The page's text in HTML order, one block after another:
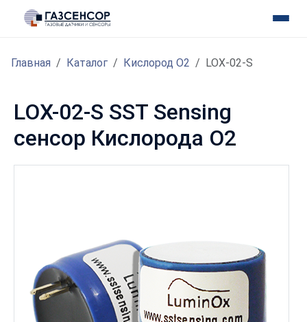
Главная Каталог Кислород O2 LOX-02-S
LOX-02-S SST Sensing
сенсор Кислорода O2